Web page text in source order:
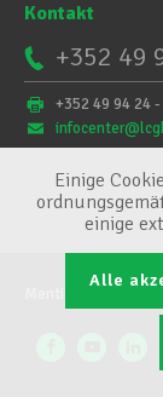
Kontakt
+352 49
+352 49 94 24 -
Einige
einige
Alle